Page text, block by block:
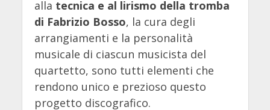
alla tecnica e al lirismo della tromba
di Fabrizio Bosso, la cura degli
arrangiamenti e la personalità
musicale di ciascun musicista del
quartetto, sono tutti elementi che
rendono unico e prezioso questo
progetto discografico.